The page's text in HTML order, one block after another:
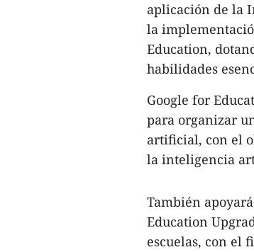
aplicación de la
la
Education,
habilidades
Google for
para organizar
artificial, con el
la inteligencia
También
Education
escuelas, con el